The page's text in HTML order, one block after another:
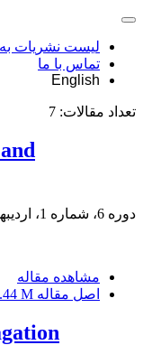
لیست نشریات به
تماس با ما
English
تعداد مقالات: 7
دوره 6، شماره 1، اردیبهشت 2018، صفحه
مشاهده مقاله
اصل مقاله M